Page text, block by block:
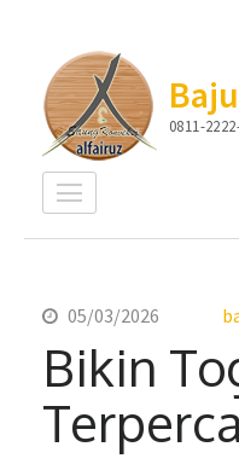
konten
(Tekan
Enter)
0811-
05/03/2026
Bikin